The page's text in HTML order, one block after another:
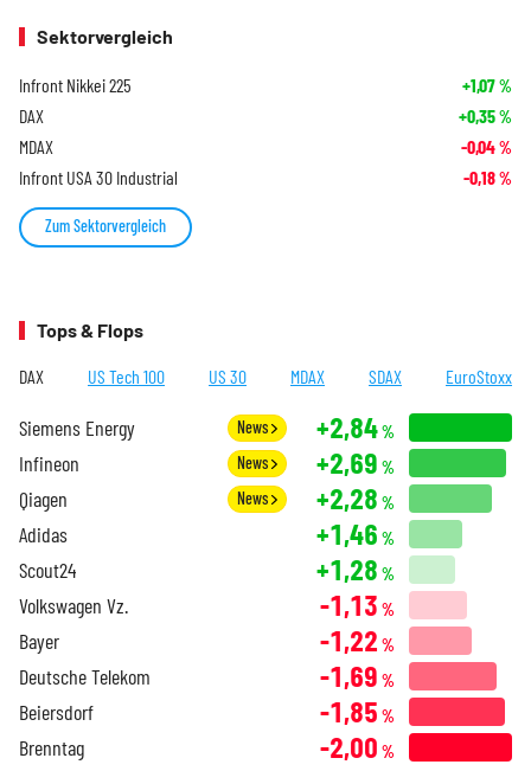
Sektorvergleich
Infront Nikkei 225 +1,07%
DAX +0,35%
MDAX -0,04%
Infront USA 30 Industrial -0,18%
Zum Sektorvergleich
Tops & Flops
DAX US Tech 100 US 30 MDAX SDAX EuroStoxx
Siemens Energy News +2,84%
Infineon News +2,69 %
Qiagen News +2,28 %
Adidas +1,46 %
Scout24 +1,28 %
Volkswagen Vz. -1,13 %
Bayer -1,22 %
Deutsche Telekom -1,69 %
Beiersdorf -1,85 %
Brenntag -2,00 %